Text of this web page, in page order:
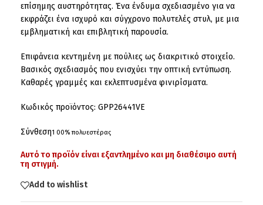
επίσημης αυστηρότητας. Ένα ένδυμα σχεδιασμένο για να
εκφράζει ένα ισχυρό και σύγχρονο πολυτελές στυλ, με μια
εμβληματική και επιβλητική παρουσία.
Επιφάνεια κεντημένη με πούλιες ως διακριτικό στοιχείο.
Βασικός σχεδιασμός που ενισχύει την οπτική εντύπωση.
Καθαρές γραμμές και εκλεπτυσμένα φινιρίσματα.
Κωδικός προϊόντος: GPP26441VE
Σύνθεση1 00% πολυεστέρας
Αυτό το προϊόν είναι εξαντλημένο και μη διαθέσιμο αυτή
τη στιγμή.
Add to wishlist